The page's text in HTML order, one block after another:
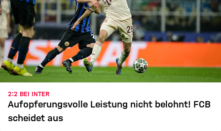
2:2 BEI INTER
Aufopferungsvolle Leistung nicht belohnt! FCB
scheidet aus